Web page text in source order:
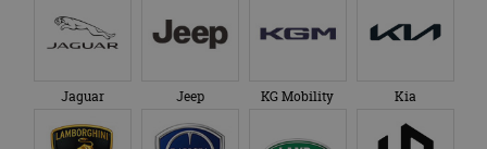
Jaguar Jeep KG Mobility Kia